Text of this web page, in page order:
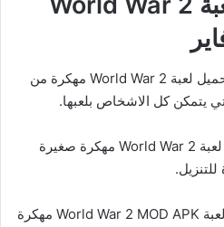
تتيح لك تحميل لعبة World War 2 مهكرة من
يتمكن كل الاشخاص بلعبها.
توفر لك تنزيل لعبة World War 2 مهكرة صغيرة
يمكنك تحميل لعبة World War 2 MOD APK مهكرة